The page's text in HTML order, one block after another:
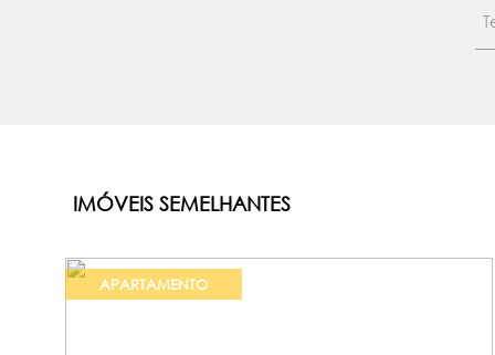
IMÓVEIS SEMELHANTES
APARTAMENTO